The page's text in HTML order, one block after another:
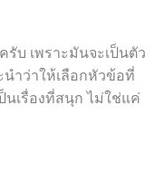
บ เพราะมันจะเป็นตัว
ำว่าให้เลือกหัวข้อที่
นเรื่องที่สนุก ไม่ใช่แค่